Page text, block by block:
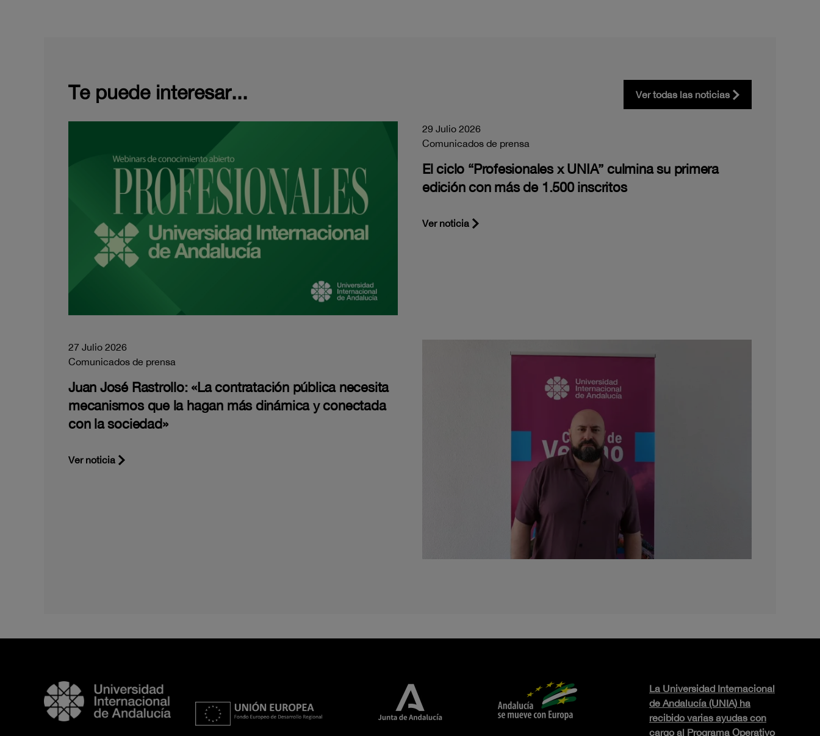
Te puede interesar... Ver todas las noticias
29 Julio 2026
Comunicados de prensa
El ciclo “Profesionales x UNIA” culmina su primera
edición con más de 1.500 inscritos
Ver noticia
27 Julio 2026
Comunicados de prensa
Juan José Rastrollo: «La contratación pública necesita
mecanismos que la hagan más dinámica y conectada
con la sociedad»
Ver noticia
La Universidad Internacional
de Andalucía (UNIA) ha
recibido varias ayudas con
cargo al Programa Operativo